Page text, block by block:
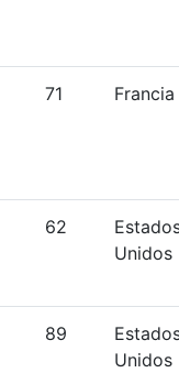
71 Francia
62
Unidos
89
Unidos